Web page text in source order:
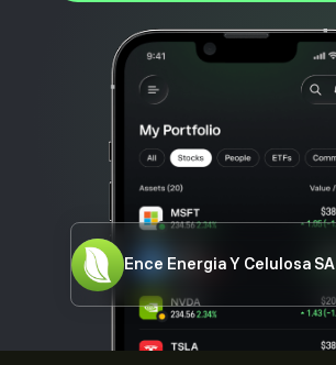
Ence Energia Y Celulosa SA